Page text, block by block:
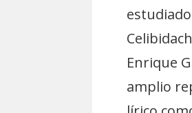
Enrique
amplio